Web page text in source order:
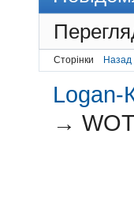
Сторінки Назад
Logan-
→